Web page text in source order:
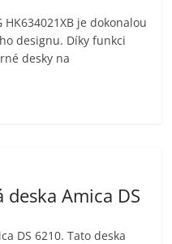
je dokonalou
designu. Díky funkci
desky na
Amica DS
DS 6210. Tato deska